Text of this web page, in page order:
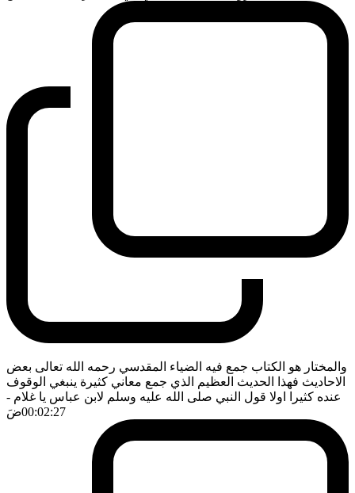
والمختار هو الكتاب جمع فيه الضياء المقدسي رحمه الله تعالى بعض
الاحاديث فهذا الحديث العظيم الذي جمع معاني كثيرة ينبغي الوقوف
عنده كثيرا اولا قول النبي صلى الله عليه وسلم لابن عباس يا غلام -
00:02:27ضَ